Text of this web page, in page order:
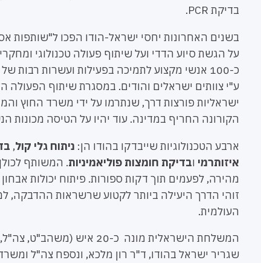
בדיקת PCR.
בשנים האחרונות יחסי ישראל-הודו הפכו ל"שותפות
על הגשת סיוע הדדי ועל שיתוף פעולה טכנולוגי
כ-100 אנשי מקצוע לתמיכה בפעילות ועשרות
ע"י צוותים ישראלים והודים. במסגרת שיתוף
ישראליות פורצות דרך, שנתרמו על ידי משרד החוץ
הקורונה החריף במדינה. עוד יהיו על הטיסה מכונות
ארבע הטכנולוגיות שייבדקו בהודו הן: ניתוח גלי קול,
איזותרמי ובדיקת חומצות פוליאמיניות. המשותף
מהירה, לפעמים תוך דקות ספורות. פיתוח יכולות
זוהי הדרך היעילה ביותר לקטוע שרשראות
העולמית.
המשלחת הישראלית מונה כ-
שגריר ישראל בהודו, ד"ר רון מלכא, ונספח צה"ל